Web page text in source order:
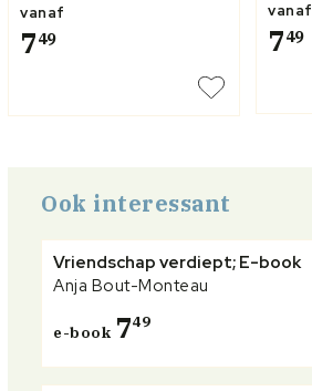
vanaf
749
vanaf
749
Ook interessant
Vriendschap verdiept; E-book
Anja Bout-Monteau
e-book 749